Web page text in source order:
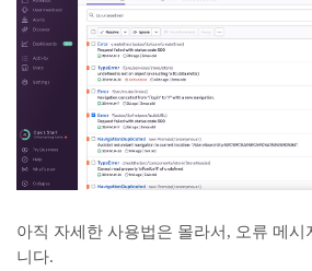
아직 자세한 사용법은 몰라서, 오류 메시
니다.